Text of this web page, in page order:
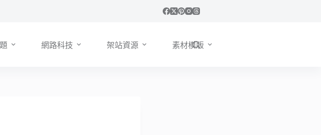
網路科技 架站資源 素材模版